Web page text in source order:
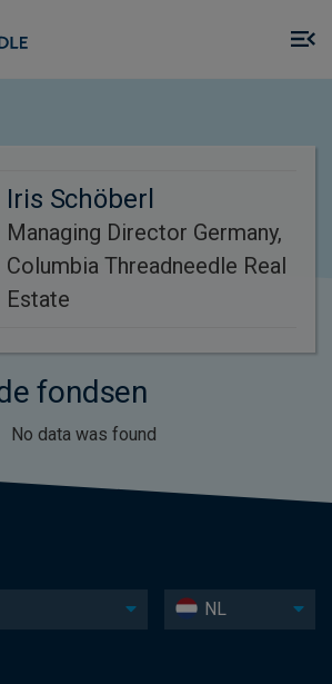
Iris Schöberl
Managing Director Germany,
Columbia Threadneedle Real
Estate
fondsen
No data was found
NL